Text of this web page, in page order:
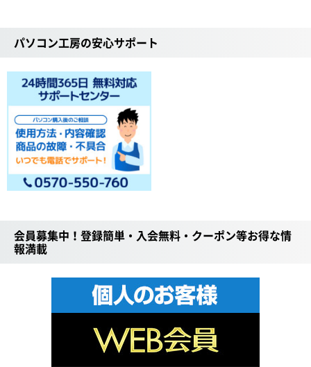
パソコン工房の安心サポート
会員募集中！登録簡単・入会無料・クーポン等お得な情
報満載